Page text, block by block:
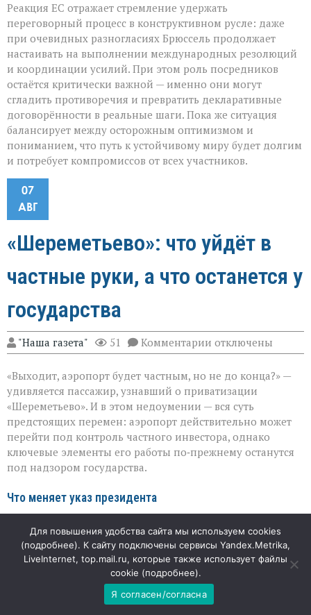
Реакция ЕС отражает стремление удержать
переговорный процесс в конструктивном русле: даже
при очевидных разногласиях Брюссель продолжает
настаивать на выполнении международных резолюций
и координации усилий. При этом роль посредников
остаётся критически важной — именно они могут
сгладить противоречия и превратить декларативные
договорённости в реальные шаги. Пока же ситуация
балансирует между осторожным оптимизмом и
пониманием, что путь к устойчивому миру будет долгим
и потребует компромиссов от всех участников.
07
АВГ
«Шереметьево»: что уйдёт в
частные руки, а что останется у
государства
"Наша газета" 51 Комментарии к
записи
что
уйдёт
частные
руки,
а
что
останется
отключены
«Выходит, аэропорт будет частным, но не до конца?» —
удивляется пассажир, узнавший о приватизации
«Шереметьево». И в этом недоумении — вся суть
предстоящих перемен: аэропорт действительно может
перейти под контроль частного инвестора, однако
ключевые элементы его работы по‑прежнему останутся
под надзором государства.
Что меняет указ президента
Подписанный главой государства документ выводит
«Шереметьево» из списка стратегических предприятий —
это открывает путь к приватизации. При этом власти
заранее очертили жёсткие рамки: профиль аэропорта
должен сохраниться, иностранцам и подконтрольным
им структурам запрещено приобретать доли, а у
Для повышения удобства сайта мы используем cookies
(подробнее). К сайту подключены сервисы Yandex.Metrika,
LiveInternet, top.mail.ru, которые также использует файлы
cookie (подробнее).
Я согласен/согласна